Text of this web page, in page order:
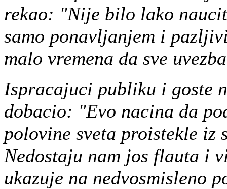
rekao: "Nije bilo lako
samo ponavljanjem i
malo vremena da sve
Ispracajuci publiku i goste
dobacio: "Evo nacina da
polovine sveta proistekle iz
Nedostaju nam jos flauta i
ukazuje na nedvosmisleno